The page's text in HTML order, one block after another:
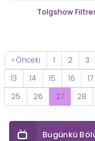
Tolgshow
« Önceki 1 2 3
13
14 15 16 17
25
26 27 28
Bugünkü